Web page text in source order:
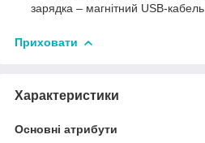
зарядка – магнітний USB-кабель.
Приховати
Характеристики
Основні атрибути